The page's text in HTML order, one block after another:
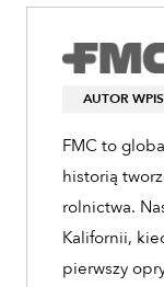
AUTOR
FMC to
historią
rolnictwa.
Kalifornii,
pierwszy